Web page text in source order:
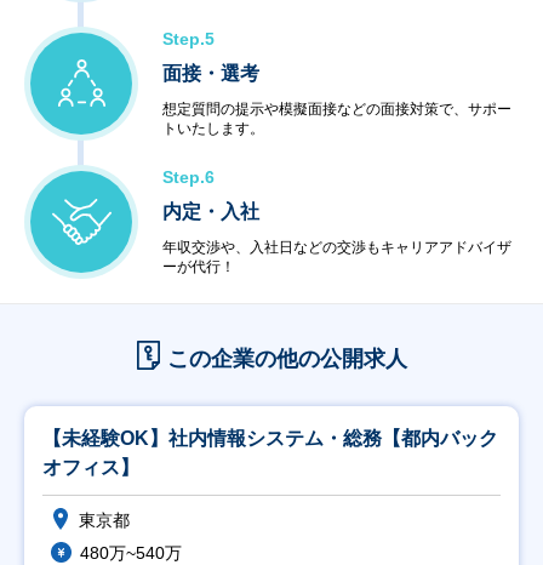
Step.5
面接・選考
想定質問の提示や模擬面接などの面接対策で、サポー
トいたします。
Step.6
内定・入社
年収交渉や、入社日などの交渉もキャリアアドバイザ
ーが代行！
この企業の他の公開求人
【未経験OK】社内情報システム・総務【都内バック
オフィス】
東京都
480万~540万